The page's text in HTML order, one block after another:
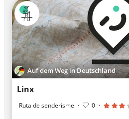
Auf dem Weg in Deutschland
Linx
Ruta de senderisme · 0 ·